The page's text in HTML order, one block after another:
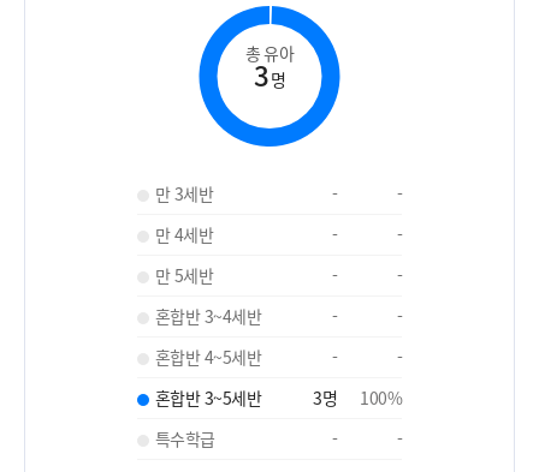
총 유아
3명
만 3세반 -
-
만 4세반
-
-
만 5세반
-
-
혼합반 3~4세반
-
-
혼합반 4~5세반
-
-
혼합반 3~5세반
3명 100%
특수학급
- -